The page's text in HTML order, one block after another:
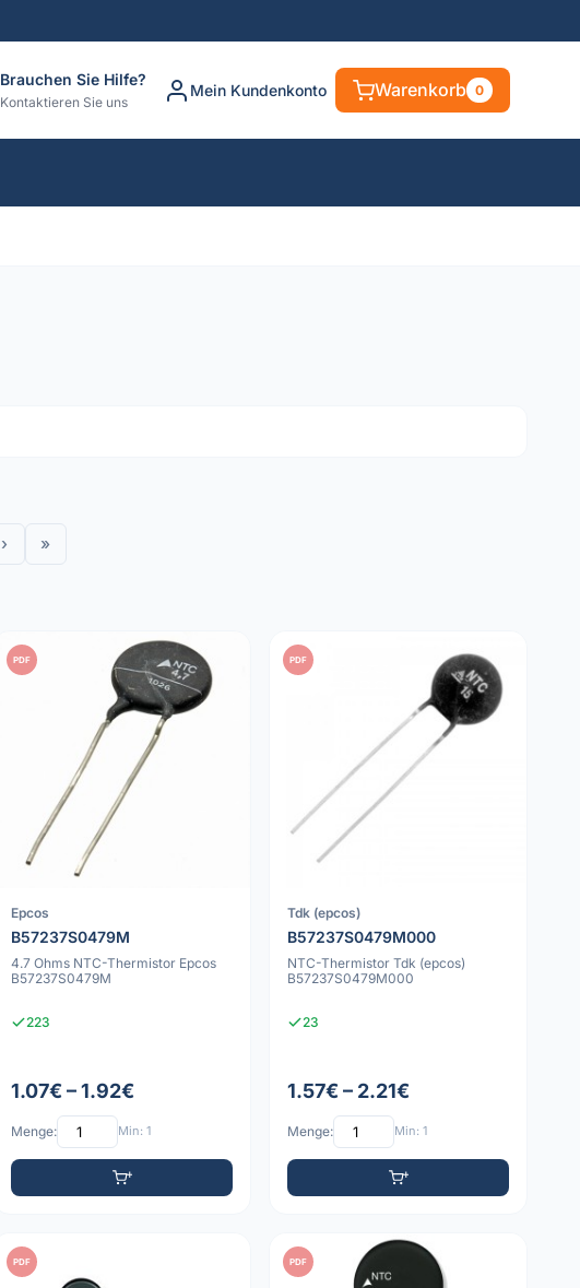
Brauchen Sie Hilfe?
Kontaktieren Sie uns
Mein Kundenkonto Warenkorb 0
› »
PDF
Epcos
B57237S0479M
4.7 Ohms NTC-Thermistor Epcos
B57237S0479M
223
1.07€ – 1.92€
Menge: Min: 1
PDF
Tdk (epcos)
B57237S0479M000
NTC-Thermistor Tdk (epcos)
B57237S0479M000
23
1.57€ – 2.21€
Menge: Min: 1
PDF PDF